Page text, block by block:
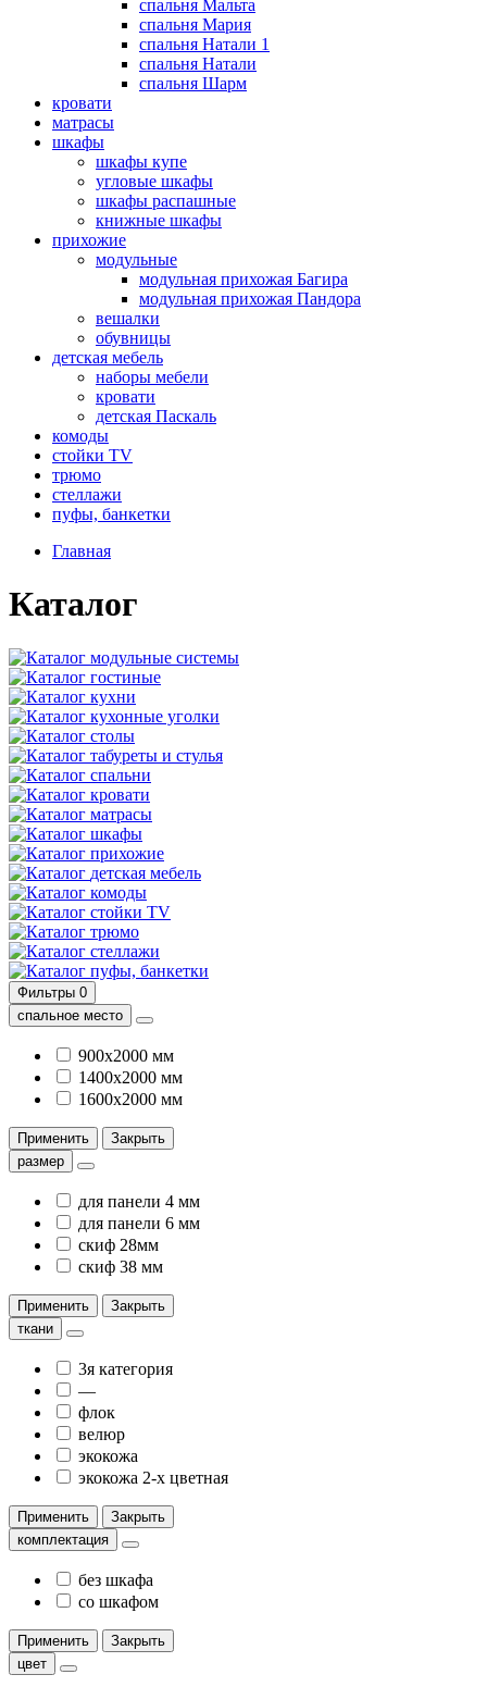
спальня Мальта
спальня Мария
спальня Натали 1
спальня Натали
спальня Шарм
кровати
матрасы
шкафы
шкафы купе
угловые шкафы
шкафы распашные
книжные шкафы
прихожие
модульные
модульная прихожая Багира
модульная прихожая Пандора
вешалки
обувницы
детская мебель
наборы мебели
кровати
детская Паскаль
комоды
стойки TV
трюмо
стеллажи
пуфы, банкетки
Главная
Каталог
модульные системы
гостиные
кухни
кухонные уголки
столы
табуреты и стулья
спальни
кровати
матрасы
шкафы
прихожие
детская мебель
комоды
стойки TV
трюмо
стеллажи
пуфы, банкетки
Фильтры 0
спальное место
900х2000 мм
1400х2000 мм
1600х2000 мм
Применить
Закрыть
размер
для панели 4 мм
для панели 6 мм
скиф 28мм
скиф 38 мм
Применить
Закрыть
ткани
3я категория
—
флок
велюр
экокожа
экокожа 2-х цветная
Применить
Закрыть
комплектация
без шкафа
со шкафом
Применить
Закрыть
цвет